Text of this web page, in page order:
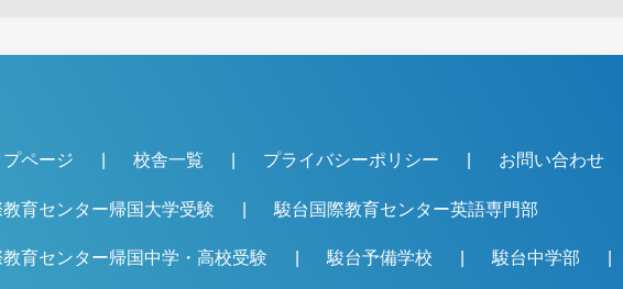
プページ 校舎一覧 プライバシーポリシー お問い合わせ
教育センター帰国大学受験 駿台国際教育センター英語専門部
教育センター帰国中学・高校受験 駿台予備学校 駿台中学部